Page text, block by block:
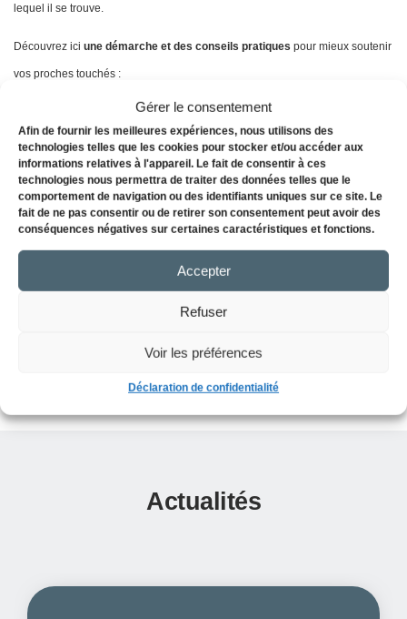
Gérer le consentement
Afin de fournir les meilleures expériences, nous utilisons des
technologies telles que les cookies pour stocker et/ou accéder aux
informations relatives à l'appareil. Le fait de consentir à ces
technologies nous permettra de traiter des données telles que le
comportement de navigation ou des identifiants uniques sur ce site. Le
fait de ne pas consentir ou de retirer son consentement peut avoir des
conséquences négatives sur certaines caractéristiques et fonctions.
Accepter
Refuser
Voir les préférences
Déclaration de confidentialité
lequel il se trouve.
Découvrez ici une démarche et des conseils pratiques pour mieux soutenir
vos proches touchés :
1. Mieux comprendre l’aliénation parentale
2. Se mobiliser pour devenir un allié aidant
Actualités